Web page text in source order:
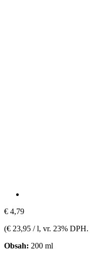
€ 4,79
(€ 23,95 / l, vr. 23% DPH.
Obsah: 200 ml